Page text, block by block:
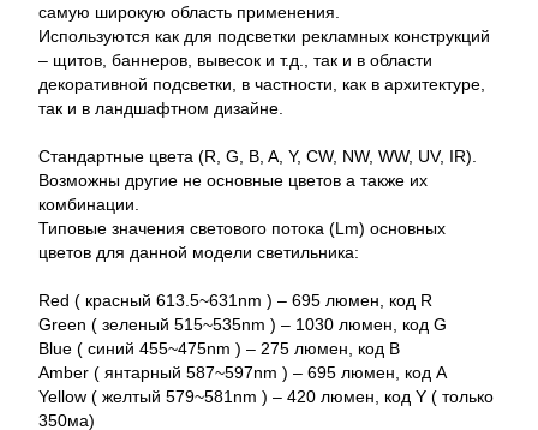
самую широкую область применения.
Используются как для подсветки рекламных конструкций
– щитов, баннеров, вывесок и т.д., так и в области
декоративной подсветки, в частности, как в архитектуре,
так и в ландшафтном дизайне.
Стандартные цвета (R, G, B, A, Y, CW, NW, WW, UV, IR).
Возможны другие не основные цветов а также их
комбинации.
Типовые значения светового потока (Lm) основных
цветов для данной модели светильника:
Red ( красный 613.5~631nm ) – 695 люмен, код R
Green ( зеленый 515~535nm ) – 1030 люмен, код G
Blue ( синий 455~475nm ) – 275 люмен, код B
Amber ( янтарный 587~597nm ) – 695 люмен, код A
Yellow ( желтый 579~581nm ) – 420 люмен, код Y ( только
350ма)